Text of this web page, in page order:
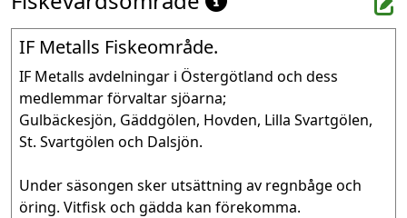
IF Metalls Fiskeområde.
IF Metalls avdelningar i Östergötland och dess
medlemmar förvaltar sjöarna;
Gulbäckesjön, Gäddgölen, Hovden, Lilla Svartgölen,
St. Svartgölen och Dalsjön.
Under säsongen sker utsättning av regnbåge och
öring. Vitfisk och gädda kan förekomma.